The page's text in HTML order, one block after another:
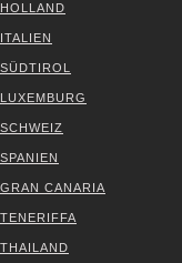
HOL­LAND
ITA­LI­EN
SÜD­TI­ROL
LUXEM­BURG
SCHWEIZ
SPA­NI­EN
GRAN CANA­RIA
TENE­RIF­FA
THAI­LAND